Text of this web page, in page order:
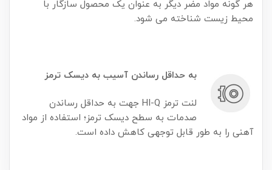
هر گونه مواد مضر دیگر به عنوان یک محصول سازگار با
محیط زیست شناخته می شود.
به حداقل رساندن آسیب به دیسک ترمز
لنت ترمز HI-Q جهت به حداقل رساندن
صدمات به سطح دیسک ترمز؛ استفاده از مواد
آهنی را به طور قابل توجهی کاهش داده است.